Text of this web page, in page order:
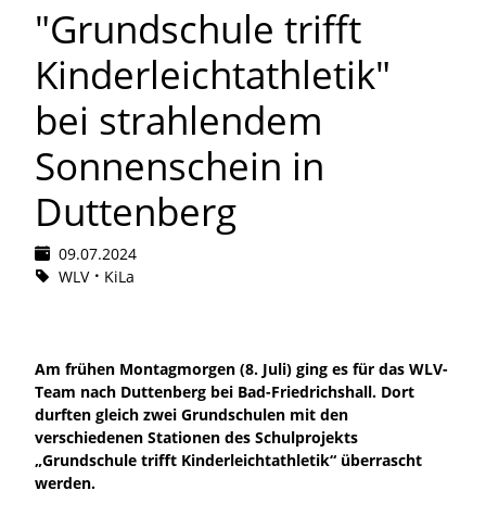
"Grundschule trifft
Kinderleichtathletik"
bei strahlendem
Sonnenschein in
Duttenberg
09.07.2024
WLV
KiLa
Am frühen Montagmorgen (8. Juli) ging es für das WLV-
Team nach Duttenberg bei Bad-Friedrichshall. Dort
durften gleich zwei Grundschulen mit den
verschiedenen Stationen des Schulprojekts
„Grundschule trifft Kinderleichtathletik“ überrascht
werden.